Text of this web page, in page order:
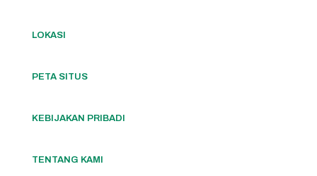
LOKASI
PETA SITUS
KEBIJAKAN PRIBADI
TENTANG KAMI